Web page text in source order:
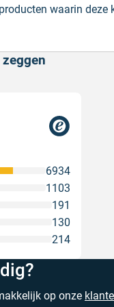
waarin deze
214
130
191
1103
6934
op onze